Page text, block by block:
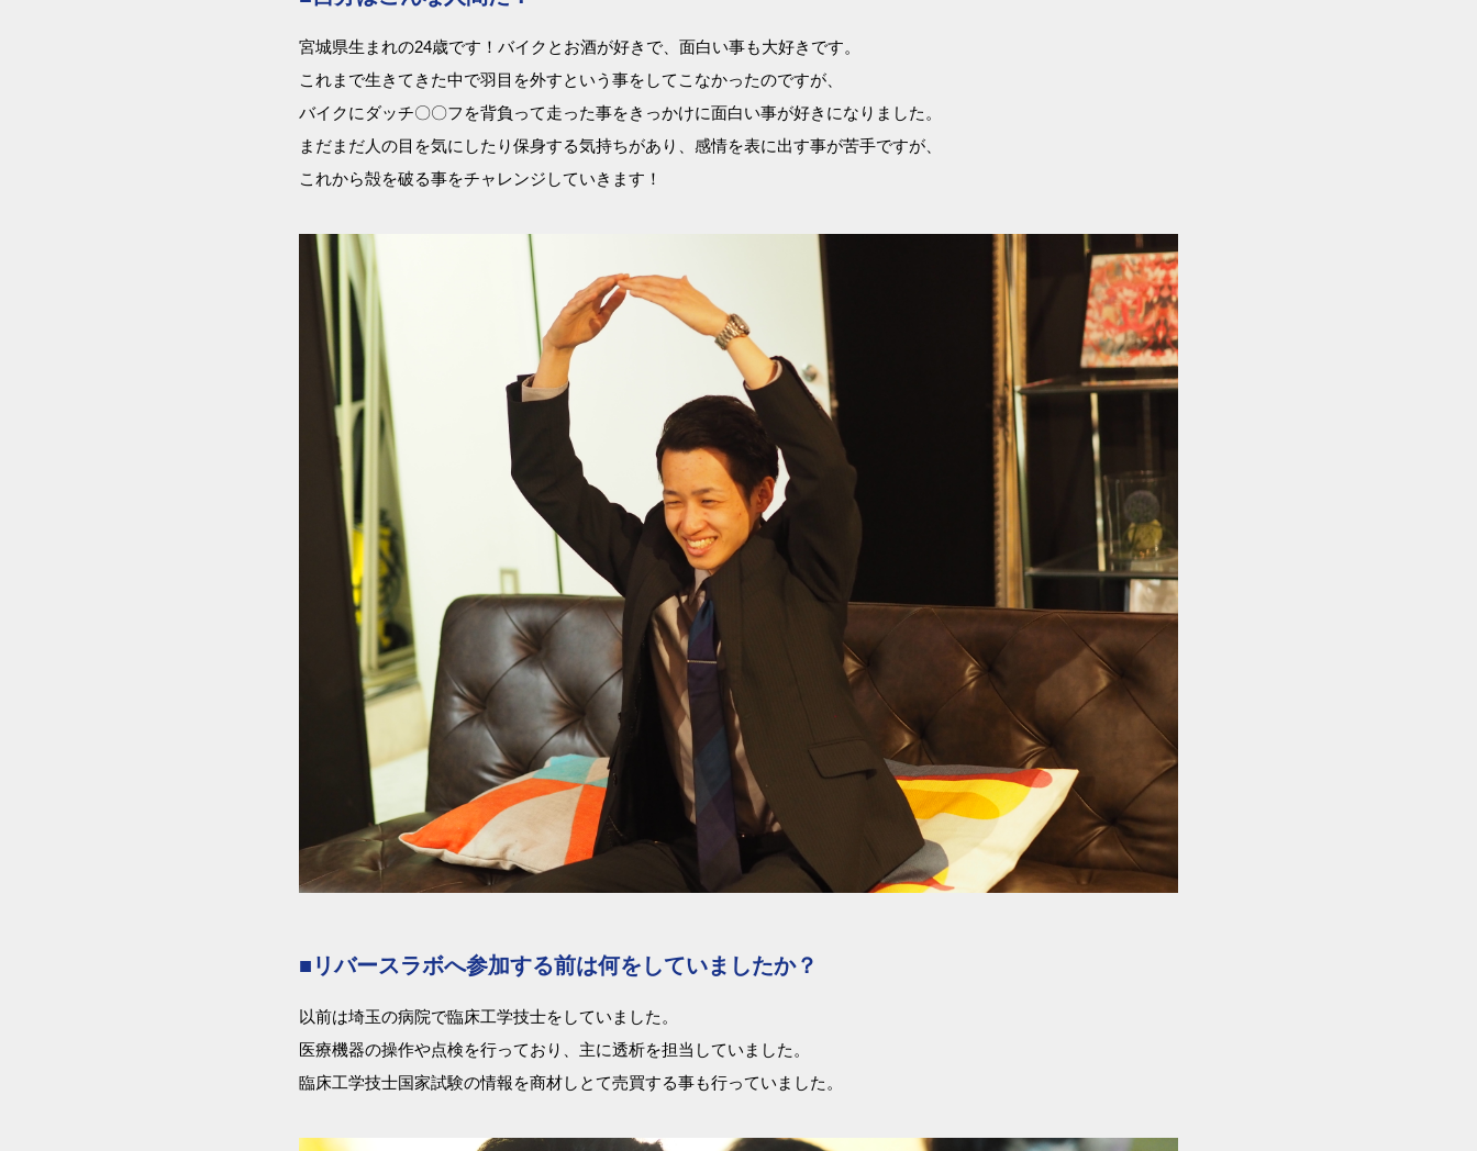
宮城県生まれの24歳です！バイクとお酒が好きで、面白い事も大好きです。
これまで生きてきた中で羽目を外すという事をしてこなかったのですが、
バイクにダッチ〇〇フを背負って走った事をきっかけに面白い事が好きになりました。
まだまだ人の目を気にしたり保身する気持ちがあり、感情を表に出す事が苦手ですが、
これから殻を破る事をチャレンジしていきます！
■リバースラボへ参加する前は何をしていましたか？
以前は埼玉の病院で臨床工学技士をしていました。
医療機器の操作や点検を行っており、主に透析を担当していました。
臨床工学技士国家試験の情報を商材しとて売買する事も行っていました。